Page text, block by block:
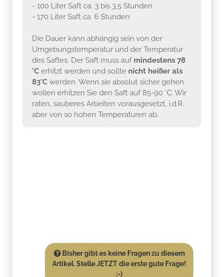
- 100 Liter Saft ca. 3 bis 3,5 Stunden
- 170 Liter Saft ca. 6 Stunden
Die Dauer kann abhängig sein von der
Umgebungstemperatur und der Temperatur
des Saftes. Der Saft muss auf mindestens 78
°C erhitzt werden und sollte nicht heißer als
83°C werden. Wenn sie absolut sicher gehen
wollen erhitzen Sie den Saft auf 85-90 °C. Wir
raten, sauberes Arbeiten vorausgesetzt, i.d.R.
aber von so hohen Temperaturen ab.
Bisher gibt es keine Fragen zu diesem
Artikel. Stelle JETZT die erste gute Frage!
:-)